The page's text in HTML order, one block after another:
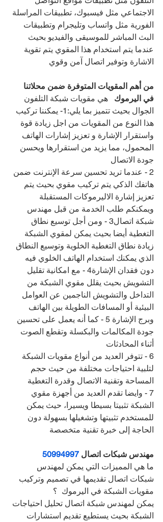
الاجتماعي مثل فيسبوك، تطبيقات المراسلة
الفورية مثل واتساب وتليجرام وتطبيقات
البث المباشر للموسيقى والفيديو بحيث
عندما يتم استخدام هذا المقوي يتم تقوية
الاشارة وتوفير اتصال آمن وقوي
من أهم المقويات المتوفرة ضمن محلاتنا
في اليرموك هي مقويات شبكة التلفون
الجوال بحيث تتميز بما يلي:1- يمكننا تركيب
هذا النوع من المقويات من اجل زيادة قوة
واستقرار الإشارة و تعزيز إشارات الهاتف
المحمول، مما يزيد من استقرارها ويحسن
جودة الاتصال
2 - عندما تريد تحسين سرعة الإنترنت ضمن
هاتفك الذكي يتم تركيب مقوي بحيث يتم
تعزيز إشارة الاليرموكات المستقبلة
ويمكنكم طلب الخدمة من قبل مهندس
شبكة اتصال3 - ومن أجل توسيع نطاق
التغطية أيضا بحيث يمكن لمقوي الشبكة
زيادة نطاق التغطية الخلوية وتوسيع النطاق
الذي يمكنك استخدام الهاتف الخلوي فيه
دون فقدان الإشارة4 - مع امكانية تقليل
التشويش بحيث يقلل مقوي الشبكة من
التداخل والتشويش الناجمين عن العوامل
البيئية أو المسافات الطويلة بين الهاتف
وبرج الإشارة 5 - كما أنه يعمل على تحسين
جودة المكالمات والبكسلة وتقطع الصوت
أثناء المحادثات
6 - تتوفر العديد من أنواع مقويات الشبكة
لتلبية احتياجات مختلفة من حيث حجم
المساحة وتقنية الاتصال وقدرة التغطية
7 - وايضا تقدم العديد من أجهزة مقوي
الشبكة تثبيتا بسيطا ويسيرا، حيث يمكن
للمستخدم تثبيتها وتشغيلها بسهولة دون
الحاجة إلى خبرة تقنية متخصصة
مهندس شبكات اتصال 50994997
ما هي المميزات التي يمكن لمهندس
شبكات اتصال تقديمها في تصميم وتركيب
مقويات الشبكة في اليرموك  ؟
يمكن لمهندس شبكة اتصال تحليل احتياجات
الشبكة بحيث يستطيع تقديم استشارات